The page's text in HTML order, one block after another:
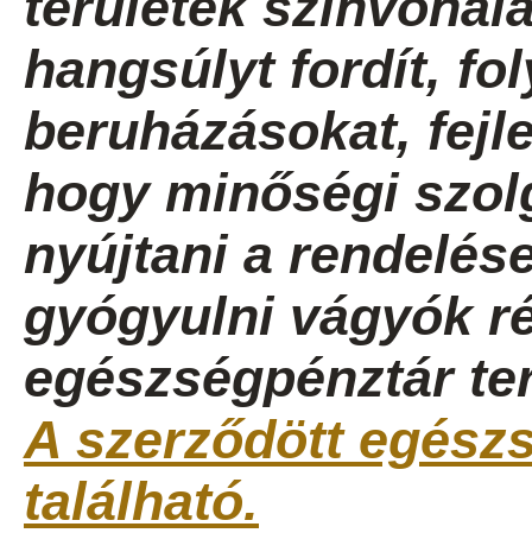
hangsúlyt fordít,
beruházásokat,
hogy minőségi
nyújtani a
gyógyulni vágyók
egészségpénztár
A szerződött
található.